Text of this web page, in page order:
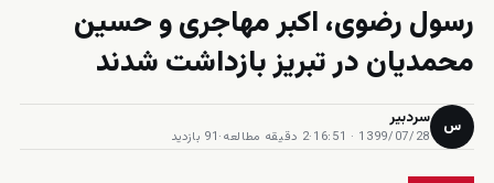
رسول رضوی، اکبر مهاجری و حسین
محمدیان در تبریز بازداشت شدند
س سردبیر
1399/07/28 · 16:51
·2 دقیقه مطالعه ·91 بازدید